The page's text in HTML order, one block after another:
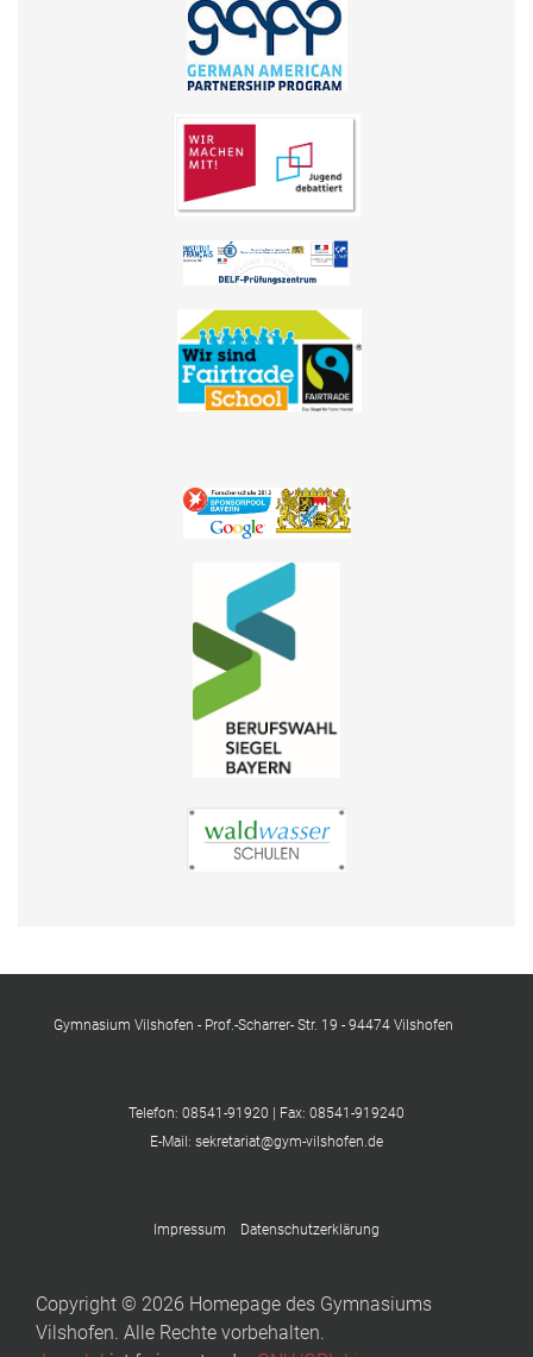
Gymnasium Vilshofen - Prof.-Scharrer- Str. 19 - 94474 Vilshofen
Telefon: 08541-91920 | Fax: 08541-919240
E-Mail: sekretariat@gym-vilshofen.de
Impressum Datenschutzerklärung
Copyright © 2026 Homepage des Gymnasiums
Vilshofen. Alle Rechte vorbehalten.